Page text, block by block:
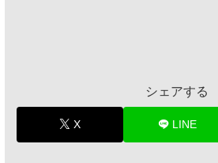
シェアする
X LINE